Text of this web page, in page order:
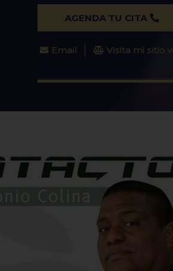
AGENDA TU CITA
Email Visita mi sitio